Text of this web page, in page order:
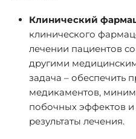
Клинический
клинического
лечении пациентов
другими
задача – обеспечить
медикаментов,
побочных эффектов
результаты лечения.